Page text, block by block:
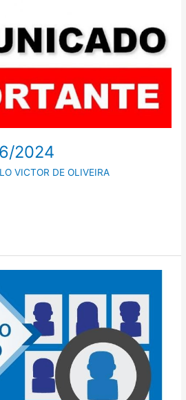
2024
VICTOR DE OLIVEIRA